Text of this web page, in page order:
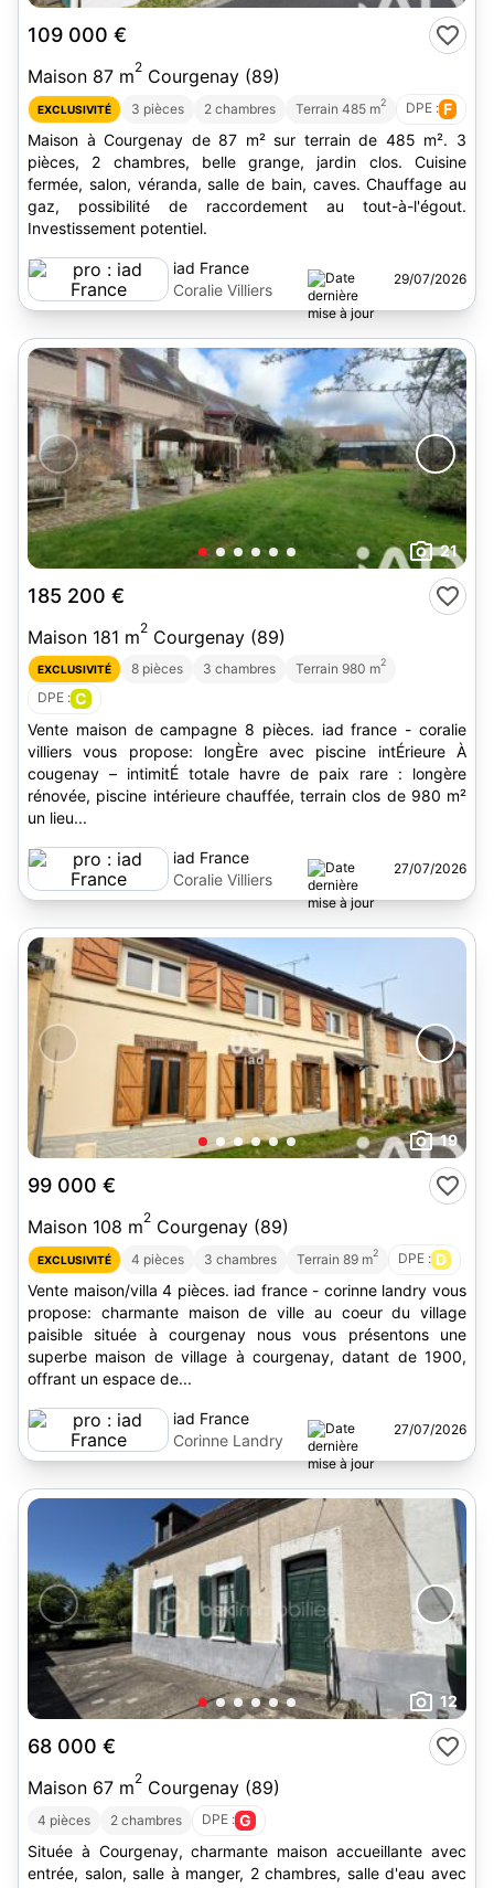
109 000 €
Maison 87 m2 Courgenay (89)
EXCLUSIVITÉ 3 pièces 2 chambres Terrain 485 m2 DPE : F
Maison à Courgenay de 87 m² sur terrain de 485 m². 3
pièces, 2 chambres, belle grange, jardin clos. Cuisine
fermée, salon, véranda, salle de bain, caves. Chauffage au
gaz, possibilité de raccordement au tout-à-l'égout.
Investissement potentiel.
iad France
Coralie Villiers
29/07/2026
21
185 200 €
Maison 181 m2 Courgenay (89)
EXCLUSIVITÉ 8 pièces 3 chambres Terrain 980 m2
DPE : C
Vente maison de campagne 8 pièces. iad france - coralie
villiers vous propose: longÈre avec piscine intÉrieure À
cougenay – intimitÉ totale havre de paix rare : longère
rénovée, piscine intérieure chauffée, terrain clos de 980 m²
un lieu...
iad France
Coralie Villiers
27/07/2026
19
99 000 €
Maison 108 m2 Courgenay (89)
EXCLUSIVITÉ 4 pièces 3 chambres Terrain 89 m2 DPE : D
Vente maison/villa 4 pièces. iad france - corinne landry vous
propose: charmante maison de ville au coeur du village
paisible située à courgenay nous vous présentons une
superbe maison de village à courgenay, datant de 1900,
offrant un espace de...
iad France
Corinne Landry
27/07/2026
12
68 000 €
Maison 67 m2 Courgenay (89)
4 pièces 2 chambres DPE : G
Située à Courgenay, charmante maison accueillante avec
entrée, salon, salle à manger, 2 chambres, salle d'eau avec